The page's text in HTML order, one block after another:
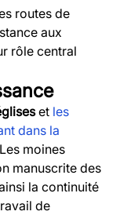
routes de
aux
rôle central
et les
dans la
moines
manuscrite des
la continuité
de